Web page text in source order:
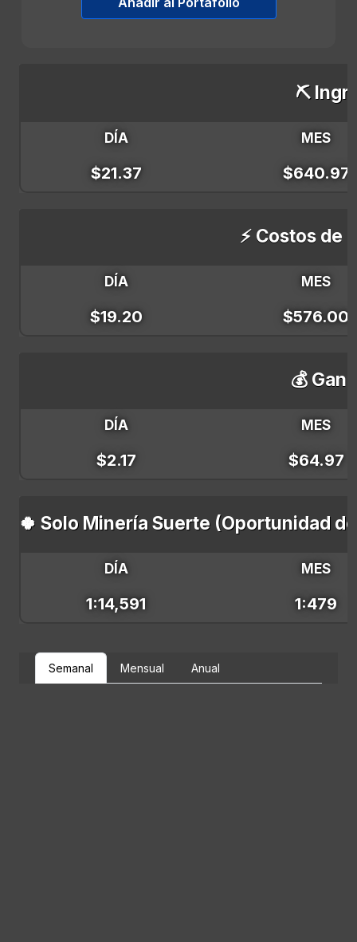
⛏️
DÍA MES
$21.37 $640.97
⚡ Costos de
DÍA MES
$19.20 $576.00
💰
DÍA MES
$2.17 $64.97
🍀 Solo Minería Suerte (Oportunidad
DÍA MES
1:14,591 1:479
Semanal Mensual Anual